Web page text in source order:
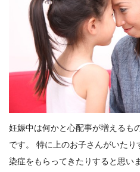
妊娠中は何かと心配事が増えるも
です。 特に上のお子さんがいた
染症をもらってきたりすると思い